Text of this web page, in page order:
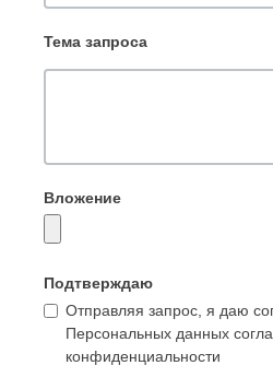
Тема запроса
Вложение
Подтверждаю
Отправляя запрос, я даю
Персональных данных
конфиденциальности